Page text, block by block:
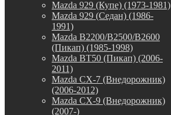
Mazda 929 (Купе) (1973-1981)
Mazda 929 (Седан) (1986-
1991)
Mazda B2200/B2500/B2600
(Пикап) (1985-1998)
Mazda BT50 (Пикап) (2006-
2011)
Mazda CX-7 (Внедорожник)
(2006-2012)
Mazda CX-9 (Внедорожник)
(2007-)